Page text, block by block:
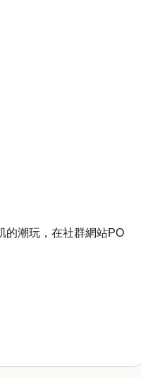
的潮玩，在社群網站PO